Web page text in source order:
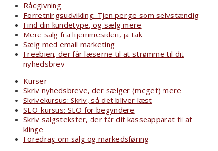
Rådgivning
Forretningsudvikling: Tjen penge som selvstændig
Find din kundetype, og sælg mere
Mere salg fra hjemmesiden, ja tak
Sælg med email marketing
Freebien, der får læserne til at strømme til dit
nyhedsbrev
Kurser
Skriv nyhedsbreve, der sælger (meget) mere
Skrivekursus: Skriv, så det bliver læst
SEO-kursus: SEO for begyndere
Skriv salgstekster, der får dit kasseapparat til at
klinge
Foredrag om salg og markedsføring